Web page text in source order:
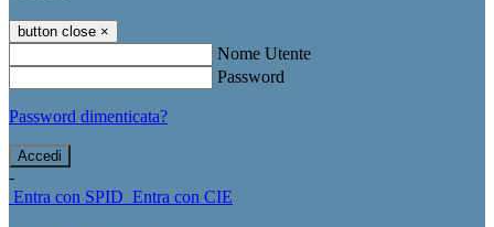
button close ×
Nome Utente
Password
Password dimenticata?
-
Entra con SPID Entra con CIE